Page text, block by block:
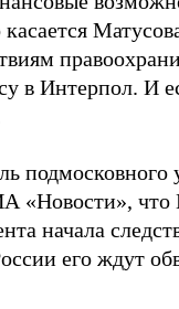
в Интерпол. И
«Новости», что
начала
его ждут